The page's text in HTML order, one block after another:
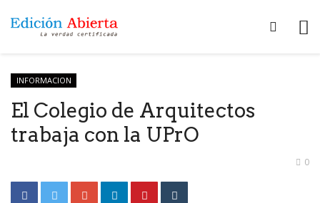
INFORMACION
El Colegio de Arquitectos
trabaja con la UPrO
0